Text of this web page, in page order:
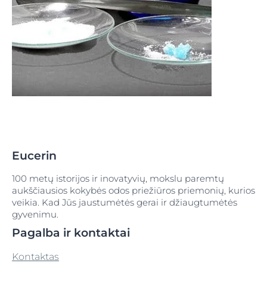
Eucerin
100 metų istorijos ir inovatyvių, mokslu paremtų
aukščiausios kokybės odos priežiūros priemonių, kurios
veikia. Kad Jūs jaustumėtės gerai ir džiaugtumėtės
gyvenimu.
Pagalba ir kontaktai
Kontaktas